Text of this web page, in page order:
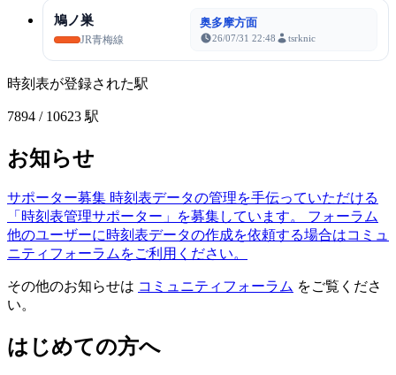
鳩ノ巣
JR青梅線
奥多摩方面
26/07/31 22:48 tsrknic
時刻表が登録された駅
7894 / 10623 駅
お知らせ
サポーター募集 時刻表データの管理を手伝っていただける
「時刻表管理サポーター」を募集しています。
フォーラム
他のユーザーに時刻表データの作成を依頼する場合はコミュ
ニティフォーラムをご利用ください。
その他のお知らせは コミュニティフォーラム をご覧くださ
い。
はじめての方へ